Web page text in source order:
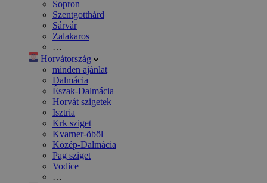
Sopron
Szentgotthárd
Sárvár
Zalakaros
…
Horvátország
minden ajánlat
Dalmácia
Észak-Dalmácia
Horvát szigetek
Isztria
Krk sziget
Kvarner-öböl
Közép-Dalmácia
Pag sziget
Vodice
…